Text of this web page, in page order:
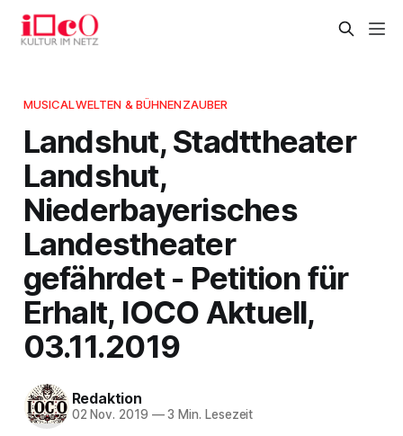
MUSICALWELTEN & BÜHNENZAUBER
Landshut, Stadttheater
Landshut,
Niederbayerisches
Landestheater
gefährdet - Petition für
Erhalt, IOCO Aktuell,
03.11.2019
Redaktion
02 Nov. 2019 —3 Min. Lesezeit